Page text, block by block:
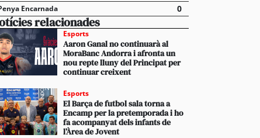
Encarnada 0
relacionades
Esports
Aaron Ganal no continuarà al
MoraBanc Andorra i afronta un
nou repte lluny del Principat per
continuar creixent
Esports
El Barça de futbol sala torna a
Encamp per la pretemporada i ho
fa acompanyat dels infants de
l’Àrea de Jovent